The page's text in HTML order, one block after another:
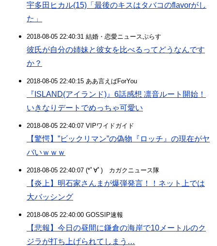
宇多田ヒカル(15)「最後のキスはタバコのflavorがし
た」
2018-08-05 22:40:31 結婚・恋愛ニュースぷらす
彼氏が自分の姉妹と彼女を比べるってどうなんです
か？
2018-08-05 22:40:15 ああ言えばForYou
『ISLAND(アイランド)』6話感想 凛音ルート開始！
いきなりデートでめっちゃ可愛い
2018-08-05 22:40:07 VIPワイドガイド
【驚愕】”ビックリマン”の偽物『ロッチ』の現在がヤ
バいｗｗｗ
2018-08-05 22:40:07 (*ﾟ∀ﾟ)ゞカガクニュース隊
【炎上】明石家さんまが爆弾発言！！ネット上では
大バッシング
2018-08-05 22:40:00 GOSSIP速報
【悲報】今日の昼間に鎌倉の海岸で10メートルのク
ジラが打ち上げられてしまう…